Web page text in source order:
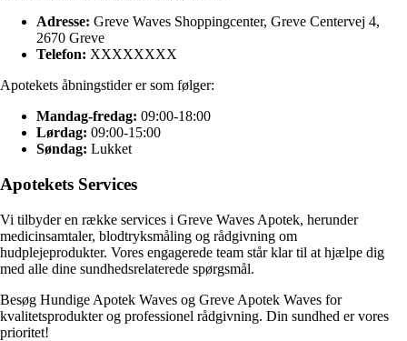
Adresse: Greve Waves Shoppingcenter, Greve Centervej 4,
2670 Greve
Telefon: XXXXXXXX
Apotekets åbningstider er som følger:
Mandag-fredag: 09:00-18:00
Lørdag: 09:00-15:00
Søndag: Lukket
Apotekets Services
Vi tilbyder en række services i Greve Waves Apotek, herunder
medicinsamtaler, blodtryksmåling og rådgivning om
hudplejeprodukter. Vores engagerede team står klar til at hjælpe dig
med alle dine sundhedsrelaterede spørgsmål.
Besøg Hundige Apotek Waves og Greve Apotek Waves for
kvalitetsprodukter og professionel rådgivning. Din sundhed er vores
prioritet!